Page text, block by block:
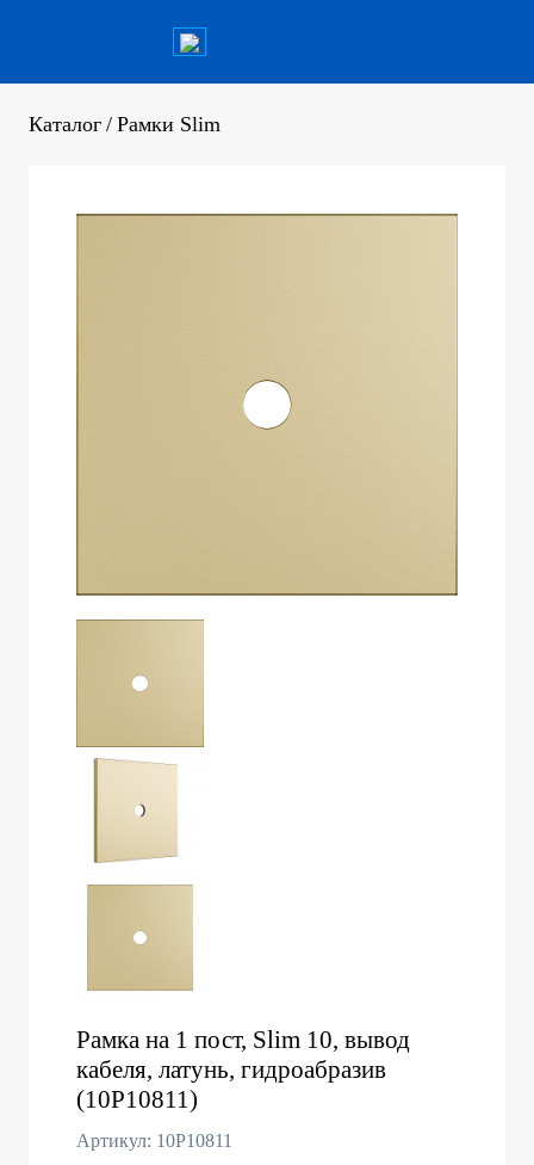
Каталог / Рамки Slim
Рамка на 1 пост, Slim 10, вывод
кабеля, латунь, гидроабразив
(10P10811)
Артикул: 10P10811